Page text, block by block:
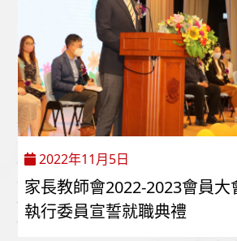
2022年11月5日
家長教師會2022-2023會員大
執行委員宣誓就職典禮